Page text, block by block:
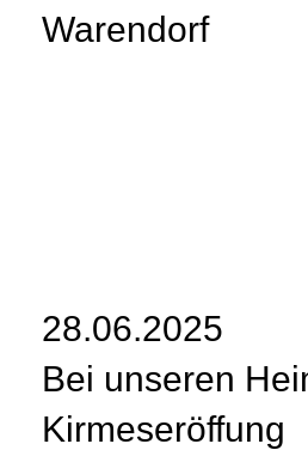
Warendorf
28.06.2025
Bei unseren
Kirmeseröffung